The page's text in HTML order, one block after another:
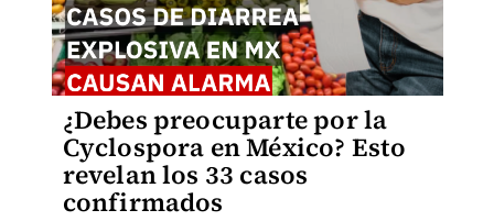
¿Debes preocuparte por la
Cyclospora en México? Esto
revelan los 33 casos
confirmados